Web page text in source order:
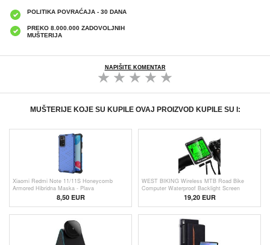
POLITIKA POVRAĆAJA - 30 DANA
PREKO 8.000.000 ZADOVOLJNIH
MUŠTERIJA
NAPIŠITE KOMENTAR
MUŠTERIJE KOJE SU KUPILE OVAJ PROIZVOD KUPILE SU I:
Xiaomi Redmi Note 11/11S Honeycomb
Armored Hibridna Maska - Plava
8,50 EUR
WEST BIKING Wireless MTB Road Bike
Computer Waterproof Backlight Screen
Cycling Speedometer19,20 EUR